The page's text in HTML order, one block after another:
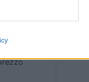
2018 18:46
e